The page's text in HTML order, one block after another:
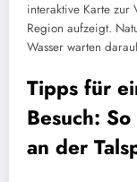
interaktive Karte
Region aufzeigt.
Wasser warten
Tipps für
Besuch:
an der